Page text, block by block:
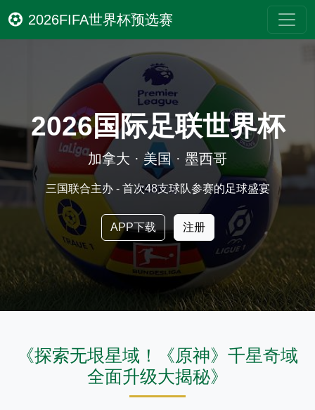
2026FIFA世界杯预选赛
2026国际足联世界杯
加拿大 · 美国 · 墨西哥
三国联合主办 - 首次48支球队参赛的足球盛宴
APP下载 注册
《探索无垠星域！《原神》千星奇域
全面升级大揭秘》